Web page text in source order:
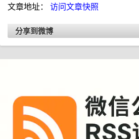
文章地址： 访问文章快照
分享到微博